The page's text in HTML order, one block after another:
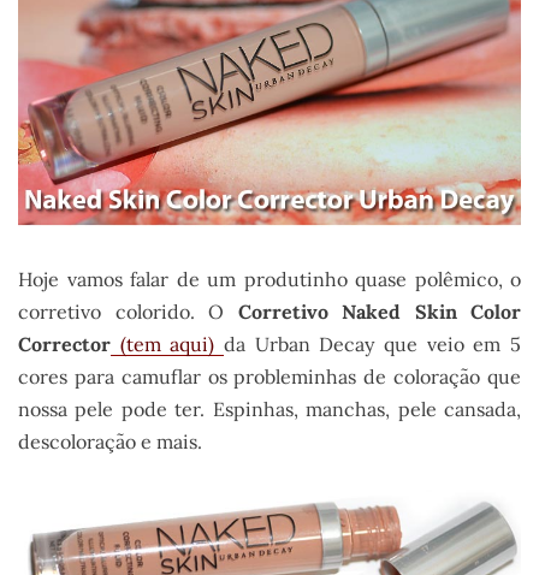
Hoje vamos falar de um produtinho quase polêmico, o
corretivo colorido. O Corretivo Naked Skin Color
Corrector (tem aqui) da Urban Decay que veio em 5
cores para camuflar os probleminhas de coloração que
nossa pele pode ter. Espinhas, manchas, pele cansada,
descoloração e mais.